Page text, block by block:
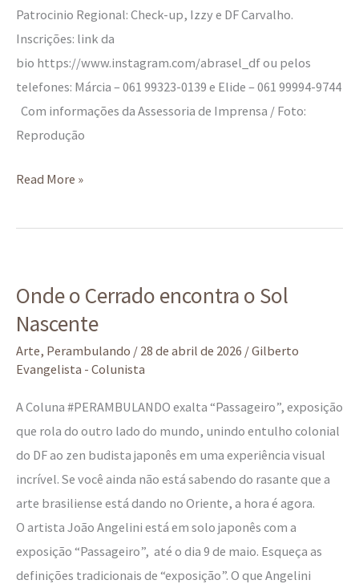
Patrocinio Regional: Check-up, Izzy e DF Carvalho.
Inscrições: link da
bio https://www.instagram.com/abrasel_df ou pelos
telefones: Márcia – 061 99323-0139 e Elide – 061 99994-9744
Com informações da Assessoria de Imprensa / Foto:
Reprodução
Read More »
Onde o Cerrado encontra o Sol
Nascente
Arte, Perambulando / 28 de abril de 2026 /Gilberto
Evangelista - Colunista
A Coluna #PERAMBULANDO exalta “Passageiro”, exposição
que rola do outro lado do mundo, unindo entulho colonial
do DF ao zen budista japonês em uma experiência visual
incrível. Se você ainda não está sabendo do rasante que a
arte brasiliense está dando no Oriente, a hora é agora.
O artista João Angelini está em solo japonês com a
exposição “Passageiro”, até o dia 9 de maio. Esqueça as
definições tradicionais de “exposição”. O que Angelini
o
Cerrado
encontra
o
Nascente